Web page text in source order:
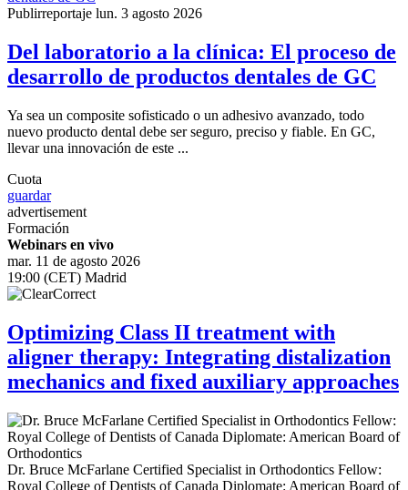
Publirreportaje lun. 3 agosto 2026
Del laboratorio a la clínica: El proceso de
desarrollo de productos dentales de GC
Ya sea un composite sofisticado o un adhesivo avanzado, todo
nuevo producto dental debe ser seguro, preciso y fiable. En GC,
llevar una innovación de este ...
Cuota
guardar
advertisement
Formación
Webinars en vivo
mar. 11 de agosto 2026
19:00 (CET) Madrid
Optimizing Class II treatment with
aligner therapy: Integrating distalization
mechanics and fixed auxiliary approaches
Dr. Bruce McFarlane Certified Specialist in Orthodontics Fellow:
Royal College of Dentists of Canada Diplomate: American Board of